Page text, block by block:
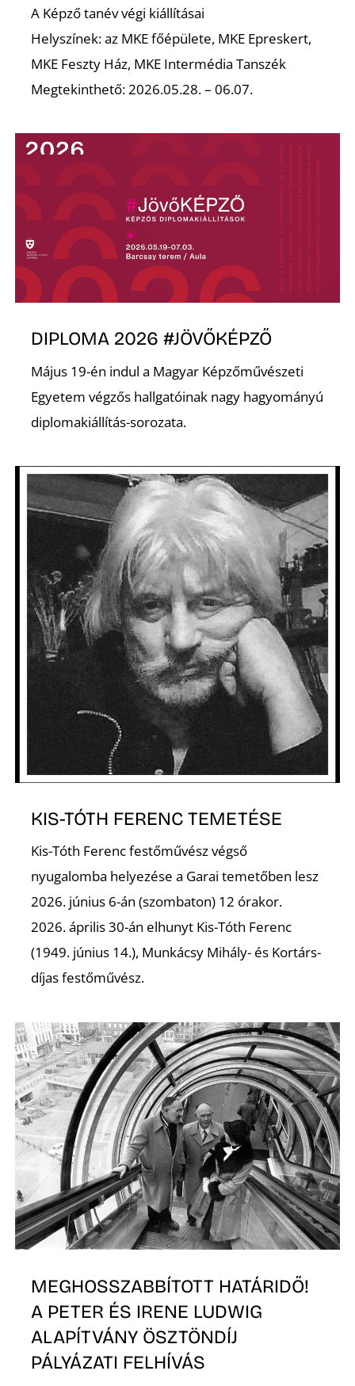
A Képző tanév végi kiállításai
Helyszínek: az MKE főépülete, MKE Epreskert,
MKE Feszty Ház, MKE Intermédia Tanszék
Megtekinthető: 2026.05.28. – 06.07.
DIPLOMA 2026 #JÖVŐKÉPZŐ
Május 19-én indul a Magyar Képzőművészeti
Egyetem végzős hallgatóinak nagy hagyományú
diplomakiállítás-sorozata.
KIS-TÓTH FERENC TEMETÉSE
Kis-Tóth Ferenc festőművész végső
nyugalomba helyezése a Garai temetőben lesz
2026. június 6-án (szombaton) 12 órakor.
2026. április 30-án elhunyt Kis-Tóth Ferenc
(1949. június 14.), Munkácsy Mihály- és Kortárs-
díjas festőművész.
MEGHOSSZABBÍTOTT HATÁRIDŐ!
A PETER ÉS IRENE LUDWIG
ALAPÍTVÁNY ÖSZTÖNDÍJ
PÁLYÁZATI FELHÍVÁS